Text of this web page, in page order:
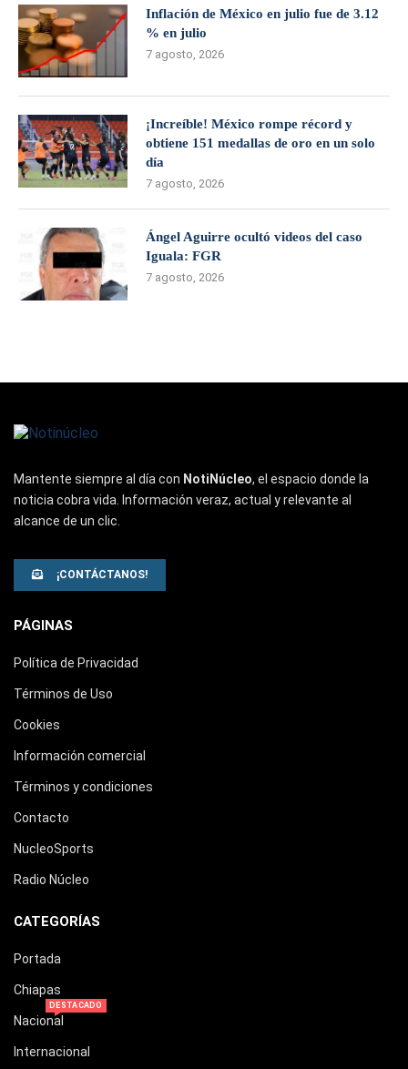
Inflación de México en julio fue de 3.12
% en julio
7 agosto, 2026
¡Increíble! México rompe récord y
obtiene 151 medallas de oro en un solo
día
7 agosto, 2026
Ángel Aguirre ocultó videos del caso
Iguala: FGR
7 agosto, 2026
Mantente siempre al día con NotiNúcleo, el espacio donde la
noticia cobra vida. Información veraz, actual y relevante al
alcance de un clic.
¡CONTÁCTANOS!
PÁGINAS
Política de Privacidad
Términos de Uso
Cookies
Información comercial
Términos y condiciones
Contacto
NucleoSports
Radio Núcleo
CATEGORÍAS
Portada
Chiapas
Nacional
DESTACADO
Internacional